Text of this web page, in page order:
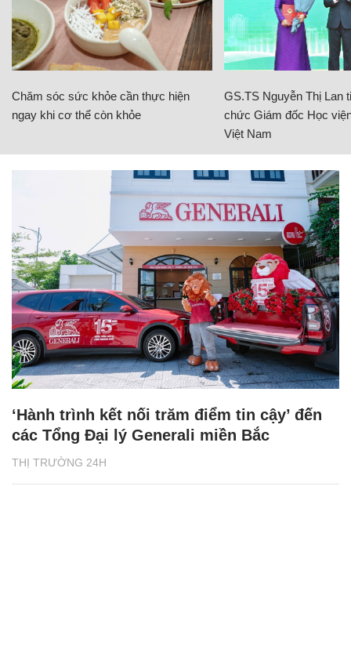
Chăm sóc sức khỏe cần thực hiện
ngay khi cơ thể còn khỏe
GS.TS Nguyễn Thị Lan
chức Giám đốc Học
Việt Nam
THỊ TRƯỜNG 24H
‘Hành trình kết nối trăm điểm tin cậy’ đến
các Tổng Đại lý Generali miền Bắc